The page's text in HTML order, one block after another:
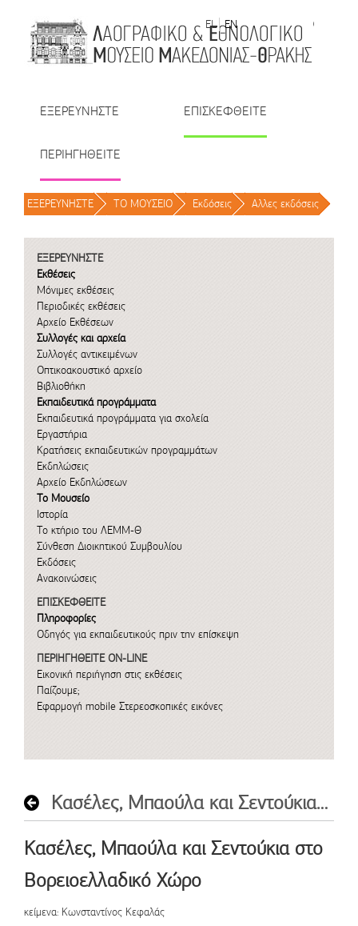
EL
EN | TR | BU | RO
ΕΞΕΡΕΥΝΗΣΤΕ ΕΠΙΣΚΕΦΘΕΙΤΕ
ΠΕΡΙΗΓΗΘΕΙΤΕ
ΕΞΕΡΕΥΝΗΣΤΕ / ΤΟ ΜΟΥΣΕΙΟ / Εκδόσεις / Αλλες εκδόσεις /
ΕΞΕΡΕΥΝΗΣΤΕ
Εκθέσεις
Μόνιμες εκθέσεις
Περιοδικές εκθέσεις
Αρχείο Εκθέσεων
Συλλογές και αρχεία
Συλλογές αντικειμένων
Οπτικοακουστικό αρχείο
Βιβλιοθήκη
Εκπαιδευτικά προγράμματα
Εκπαιδευτικά προγράμματα για σχολεία
Εργαστήρια
Κρατήσεις εκπαιδευτικών προγραμμάτων
Εκδηλώσεις
Αρχείο Εκδηλώσεων
Το Μουσείο
Ιστορία
Το κτήριο του ΛΕΜΜ-Θ
Σύνθεση Διοικητικού Συμβουλίου
Εκδόσεις
Ανακοινώσεις
ΕΠΙΣΚΕΦΘΕΙΤΕ
Πληροφορίες
Οδηγός για εκπαιδευτικούς πριν την επίσκεψη
ΠΕΡΙΗΓΗΘΕΙΤΕ ON-LINE
Εικονική περιήγηση στις εκθέσεις
Παίζουμε;
Εφαρμογή mobile Στερεοσκοπικές εικόνες
Κασέλες, Μπαούλα και Σεντούκια στο Βορειοελλαδικό Χώρο
Κασέλες, Μπαούλα και Σεντούκια στο
Βορειοελλαδικό Χώρο
κείμενα: Κωνσταντίνος Κεφαλάς